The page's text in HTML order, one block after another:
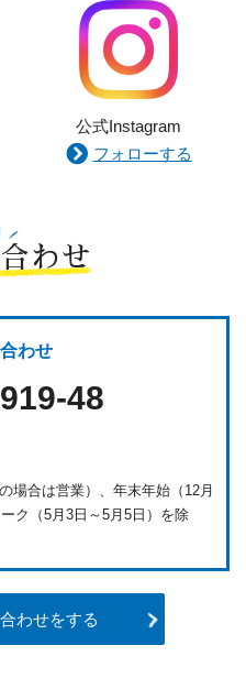
公式Instagram
フォローする
わせ
わせ
48
場合は営業）、年末年始（12月
ク（5月3日～5月5日）を除
わせをする